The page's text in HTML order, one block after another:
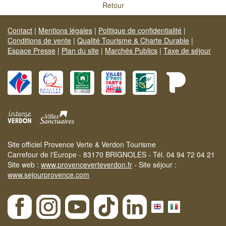
Retour
Contact | Mentions légales | Politique de confidentialité |
Conditions de vente | Qualité Tourisme & Charte Durable |
Espace Presse | Plan du site | Marchés Publics | Taxe de séjour
Site officiel Provence Verte & Verdon Tourisme
Carrefour de l'Europe - 83170 BRIGNOLES - Tél. 04 94 72 04 21
Site web : www.provenceverteverdon.fr - Site séjour :
www.sejourprovence.com